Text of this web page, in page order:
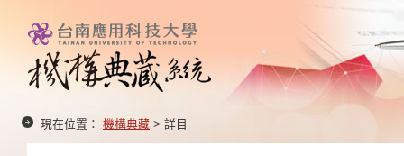
現在位置： 機構典藏 > 詳目